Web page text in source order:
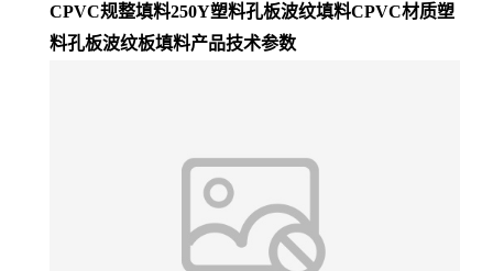
CPVC规整填料250Y塑料孔板波纹填料CPVC材质塑
料孔板波纹板填料产品技术参数